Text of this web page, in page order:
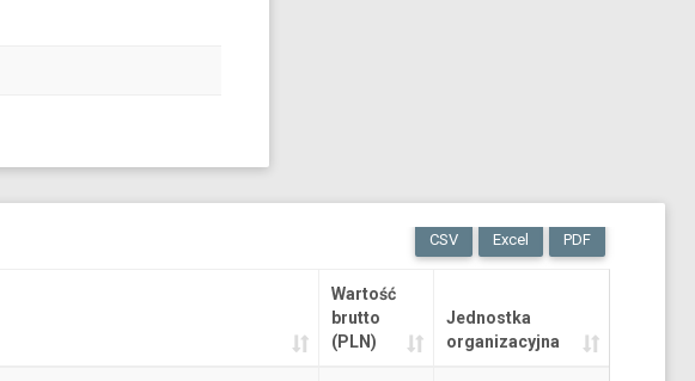
CSV Excel PDF
Wartość
brutto
(PLN)
Jednostka
organizacyjna